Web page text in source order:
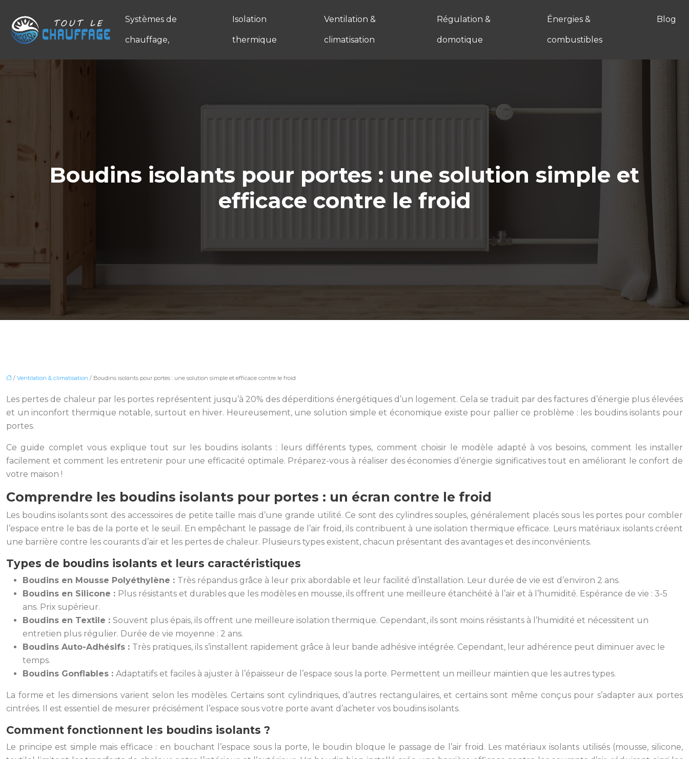
Systèmes de
chauffage,
Isolation
thermique
Ventilation &
climatisation
Régulation &
domotique
Énergies &
combustibles
Blog
Boudins isolants pour portes : une solution simple et
efficace contre le froid
/ Ventilation & climatisation / Boudins isolants pour portes : une solution simple et efficace contre le froid
Les pertes de chaleur par les portes représentent jusqu’à 20% des déperditions énergétiques d’un logement. Cela se traduit par des factures d’énergie plus élevées
et un inconfort thermique notable, surtout en hiver. Heureusement, une solution simple et économique existe pour pallier ce problème : les boudins isolants pour
portes.
Ce guide complet vous explique tout sur les boudins isolants : leurs différents types, comment choisir le modèle adapté à vos besoins, comment les installer
facilement et comment les entretenir pour une efficacité optimale. Préparez-vous à réaliser des économies d’énergie significatives tout en améliorant le confort de
votre maison !
Comprendre les boudins isolants pour portes : un écran contre le froid
Les boudins isolants sont des accessoires de petite taille mais d’une grande utilité. Ce sont des cylindres souples, généralement placés sous les portes pour combler
l’espace entre le bas de la porte et le seuil. En empêchant le passage de l’air froid, ils contribuent à une isolation thermique efficace. Leurs matériaux isolants créent
une barrière contre les courants d’air et les pertes de chaleur. Plusieurs types existent, chacun présentant des avantages et des inconvénients.
Types de boudins isolants et leurs caractéristiques
Boudins en Mousse Polyéthylène : Très répandus grâce à leur prix abordable et leur facilité d’installation. Leur durée de vie est d’environ 2 ans.
Boudins en Silicone : Plus résistants et durables que les modèles en mousse, ils offrent une meilleure étanchéité à l’air et à l’humidité. Espérance de vie : 3-5
ans. Prix supérieur.
Boudins en Textile : Souvent plus épais, ils offrent une meilleure isolation thermique. Cependant, ils sont moins résistants à l’humidité et nécessitent un
entretien plus régulier. Durée de vie moyenne : 2 ans.
Boudins Auto-Adhésifs : Très pratiques, ils s’installent rapidement grâce à leur bande adhésive intégrée. Cependant, leur adhérence peut diminuer avec le
temps.
Boudins Gonflables : Adaptatifs et faciles à ajuster à l’épaisseur de l’espace sous la porte. Permettent un meilleur maintien que les autres types.
La forme et les dimensions varient selon les modèles. Certains sont cylindriques, d’autres rectangulaires, et certains sont même conçus pour s’adapter aux portes
cintrées. Il est essentiel de mesurer précisément l’espace sous votre porte avant d’acheter vos boudins isolants.
Comment fonctionnent les boudins isolants ?
Le principe est simple mais efficace : en bouchant l’espace sous la porte, le boudin bloque le passage de l’air froid. Les matériaux isolants utilisés (mousse, silicone,